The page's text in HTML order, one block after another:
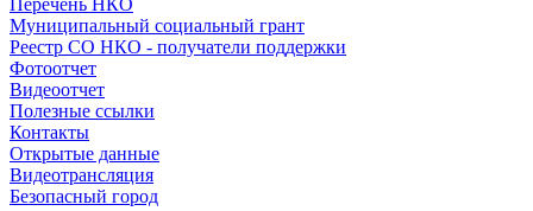
Перечень НКО
Муниципальный социальный грант
Реестр СО НКО - получатели поддержки
Фотоотчет
Видеоотчет
Полезные ссылки
Контакты
Открытые данные
Видеотрансляция
Безопасный город